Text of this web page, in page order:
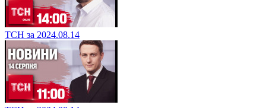
ТСН за 2024.08.14